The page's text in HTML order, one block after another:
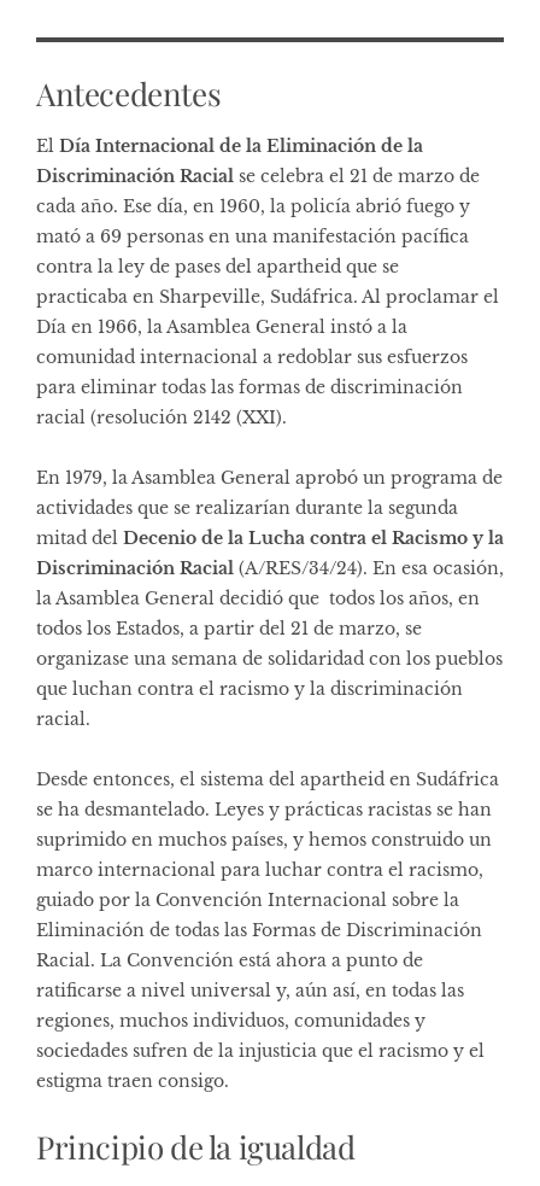
Antecedentes
El Día Internacional de la Eliminación de la
Discriminación Racial se celebra el 21 de marzo de
cada año. Ese día, en 1960, la policía abrió fuego y
mató a 69 personas en una manifestación pacífica
contra la ley de pases del apartheid que se
practicaba en Sharpeville, Sudáfrica. Al proclamar el
Día en 1966, la Asamblea General instó a la
comunidad internacional a redoblar sus esfuerzos
para eliminar todas las formas de discriminación
racial (resolución 2142 (XXI).
En 1979, la Asamblea General aprobó un programa de
actividades que se realizarían durante la segunda
mitad del Decenio de la Lucha contra el Racismo y la
Discriminación Racial (A/RES/34/24). En esa ocasión,
la Asamblea General decidió que todos los años, en
todos los Estados, a partir del 21 de marzo, se
organizase una semana de solidaridad con los pueblos
que luchan contra el racismo y la discriminación
racial.
Desde entonces, el sistema del apartheid en Sudáfrica
se ha desmantelado. Leyes y prácticas racistas se han
suprimido en muchos países, y hemos construido un
marco internacional para luchar contra el racismo,
guiado por la Convención Internacional sobre la
Eliminación de todas las Formas de Discriminación
Racial. La Convención está ahora a punto de
ratificarse a nivel universal y, aún así, en todas las
regiones, muchos individuos, comunidades y
sociedades sufren de la injusticia que el racismo y el
estigma traen consigo.
Principio de la igualdad